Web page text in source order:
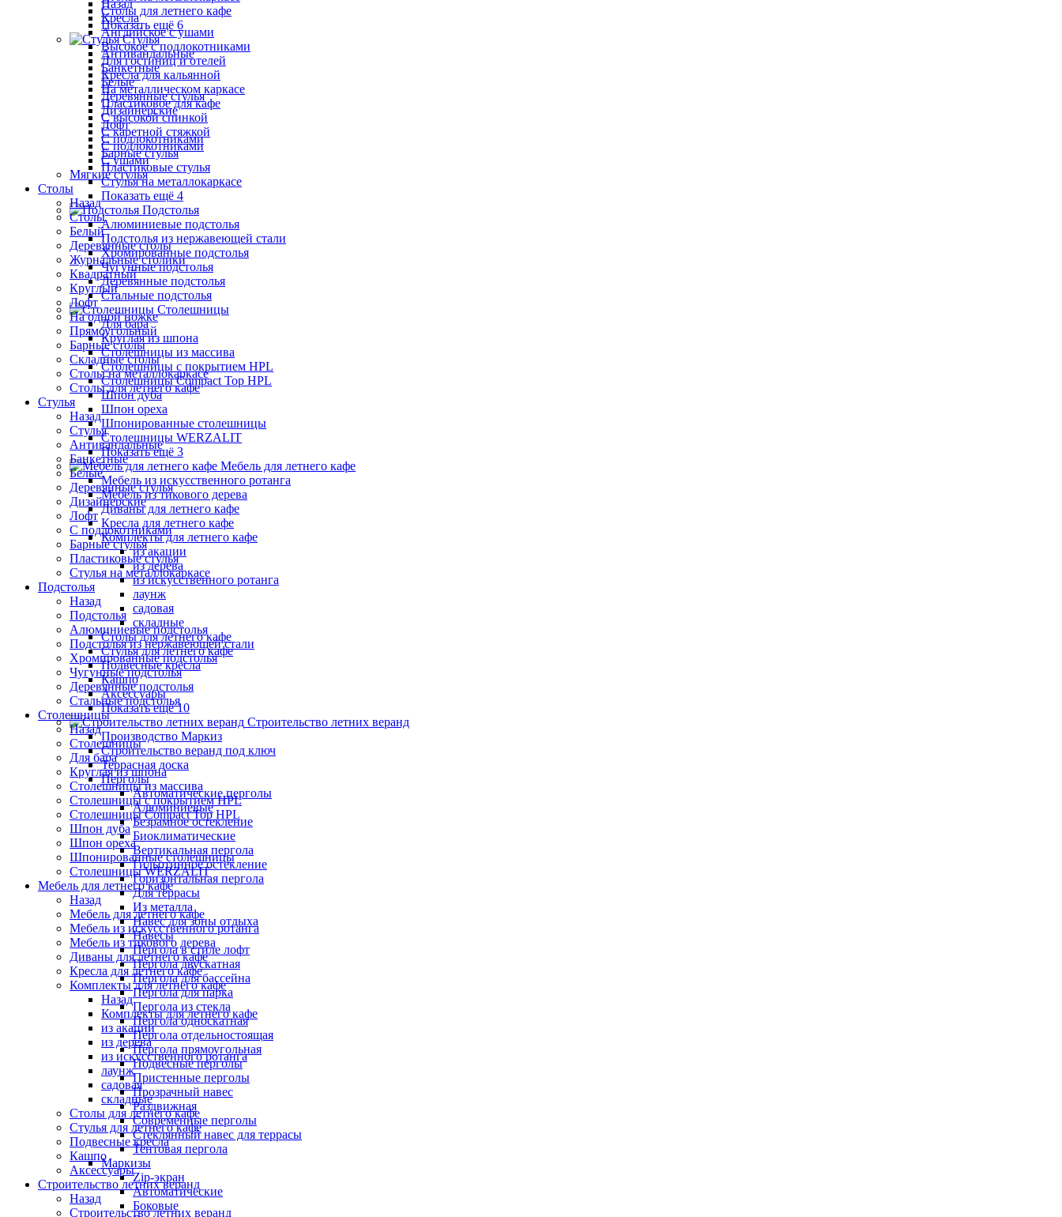
Столы для летнего кафе
Показать ещё 6
Стулья
Антивандальные
Банкетные
Белые
Деревянные стулья
Дизайнерские
Лофт
С подлокотниками
Барные стулья
Пластиковые стулья
Стулья на металлокаркасе
Показать ещё 4
Подстолья
Алюминиевые подстолья
Подстолья из нержавеющей стали
Хромированные подстолья
Чугунные подстолья
Деревянные подстолья
Стальные подстолья
Столешницы
Для бара
Круглая из шпона
Столешницы из массива
Столешницы с покрытием HPL
Столешницы Сompact Top HPL
Шпон дуба
Шпон ореха
Шпонированные столешницы
Столешницы WERZALIT
Показать ещё 3
Мебель для летнего кафе
Мебель из искусственного ротанга
Мебель из тикового дерева
Диваны для летнего кафе
Кресла для летнего кафе
Комплекты для летнего кафе
из акации
из дерева
из искусственного ротанга
лаунж
садовая
складные
Столы для летнего кафе
Стулья для летнего кафе
Подвесные кресла
Кашпо
Аксессуары
Показать ещё 10
Строительство летних веранд
Производство Маркиз
Строительство веранд под ключ
Террасная доска
Перголы
Автоматические перголы
Алюминиевые
Безрамное остекление
Биоклиматические
Вертикальная пергола
Гильотинное остекление
Горизонтальная пергола
Для террасы
Из металла
Навес для зоны отдыха
Навесы
Пергола в стиле лофт
Пергола двускатная
Пергола для бассейна
Пергола для парка
Пергола из стекла
Пергола односкатная
Пергола отдельностоящая
Пергола прямоугольная
Подвесные перголы
Пристенные перголы
Прозрачный навес
Раздвижная
Современные перголы
Стеклянный навес для террасы
Тентовая пергола
Маркизы
Zip-экран
Автоматические
Боковые
Назад
Кресла
Английское с ушами
Высокое с подлокотниками
Для гостиниц и отелей
Кресла для кальянной
На металлическом каркасе
Пластиковое для кафе
С высокой спинкой
С каретной стяжкой
С подлокотниками
С ушами
Мягкие стулья
Столы
Назад
Столы
Белый
Деревянные столы
Журнальные столики
Квадратный
Круглый
Лофт
На одной ножке
Прямоугольный
Барные столы
Складные столы
Столы на металлокаркасе
Столы для летнего кафе
Стулья
Назад
Стулья
Антивандальные
Банкетные
Белые
Деревянные стулья
Дизайнерские
Лофт
С подлокотниками
Барные стулья
Пластиковые стулья
Стулья на металлокаркасе
Подстолья
Назад
Подстолья
Алюминиевые подстолья
Подстолья из нержавеющей стали
Хромированные подстолья
Чугунные подстолья
Деревянные подстолья
Стальные подстолья
Столешницы
Назад
Столешницы
Для бара
Круглая из шпона
Столешницы из массива
Столешницы с покрытием HPL
Столешницы Сompact Top HPL
Шпон дуба
Шпон ореха
Шпонированные столешницы
Столешницы WERZALIT
Мебель для летнего кафе
Назад
Мебель для летнего кафе
Мебель из искусственного ротанга
Мебель из тикового дерева
Диваны для летнего кафе
Кресла для летнего кафе
Комплекты для летнего кафе
Назад
Комплекты для летнего кафе
из акации
из дерева
из искусственного ротанга
лаунж
садовая
складные
Столы для летнего кафе
Стулья для летнего кафе
Подвесные кресла
Кашпо
Аксессуары
Строительство летних веранд
Назад
Строительство летних веранд